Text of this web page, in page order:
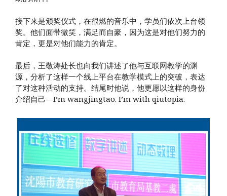
接下来是颁奖仪式，在很燃的音乐中，学员们依次上台领
奖。他们面带微笑，满足而自豪，因为这是对他们努力的
肯定，更是对他们能力的肯定。
最后，王敬涛处长也向我们讲述了他与互联网教学的渊
源，分析了这样一个线上平台在教学模式上的突破，表达
了对这种活动的支持。结尾时他说，他更愿以这样的身份
介绍自己—I’m wangjingtao. I’m with qiutopia.